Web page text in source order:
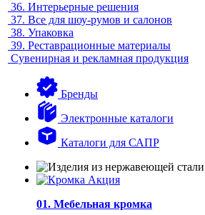
36. Интерьерные решения
37. Все для шоу-румов и салонов
38. Упаковка
39. Реставрационные материалы
Сувенирная и рекламная продукция
Бренды
Электронные каталоги
Каталоги для САПР
01. Мебельная кромка